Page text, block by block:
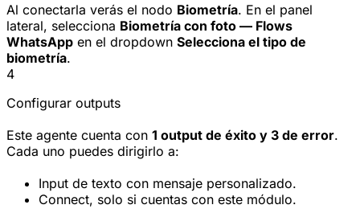
Al conectarla verás el nodo Biometría. En el panel
lateral, selecciona Biometría con foto — Flows
WhatsApp en el dropdown Selecciona el tipo de
biometría.
4
Configurar outputs
Este agente cuenta con 1 output de éxito y 3 de error.
Cada uno puedes dirigirlo a:
Input de texto con mensaje personalizado.
Connect, solo si cuentas con este módulo.